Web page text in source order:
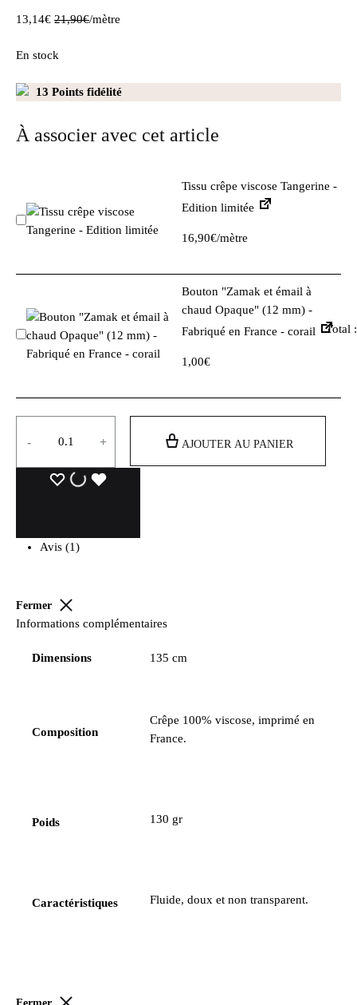
13,14€ 21,90€/mètre
En stock
13 Points fidélité
À associer avec cet article
Add
also
crêpe
Tangerine
-
Edition
Tissu crêpe viscose Tangerine -
Edition limitée
16,90€/mètre
Add
also
à
Opaque"
-
Fabriqué
-
corail”
cart
Bouton "Zamak et émail à
chaud Opaque" (12 mm) -
Fabriqué en France - corail
1,00€
- + AJOUTER AU PANIER
Total :
Avis (1)
Fermer
Informations complémentaires
Dimensions 135 cm
Composition
Crêpe 100% viscose, imprimé en
France.
Poids 130 gr
Caractéristiques Fluide, doux et non transparent.
Fermer